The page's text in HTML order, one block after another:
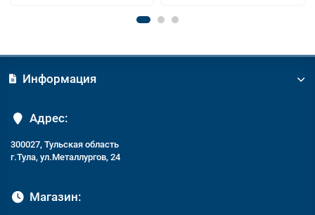
Информация
Адрес:
300027, Тульская область
г.Тула, ул.Металлургов, 24
Магазин: